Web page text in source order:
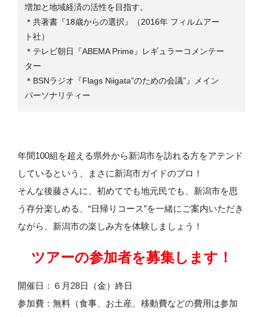
増加と地域経済の活性を目指す。
＊共著書『18歳からの選択』（2016年 フィルムアー
ト社）
＊テレビ朝日『ABEMA Prime』レギュラーコメンテー
ター
＊BSNラジオ『Flags Niigata”のための会議”』メイン
パーソナリティー
年間100組を超える県外から新潟市を訪れる方をアテンド
しているという、まさに新潟市ガイドのプロ！
そんな後藤さんに、初めてでも地元民でも、新潟市を思
う存分楽しめる、“日帰りコース”を一緒にご案内いただき
ながら、新潟市の楽しみ方を体験しましょう！
ツアーの参加者を募集します！
開催日：６月28日（金）終日
参加費：無料（食事、お土産、移動費などの費用は参加